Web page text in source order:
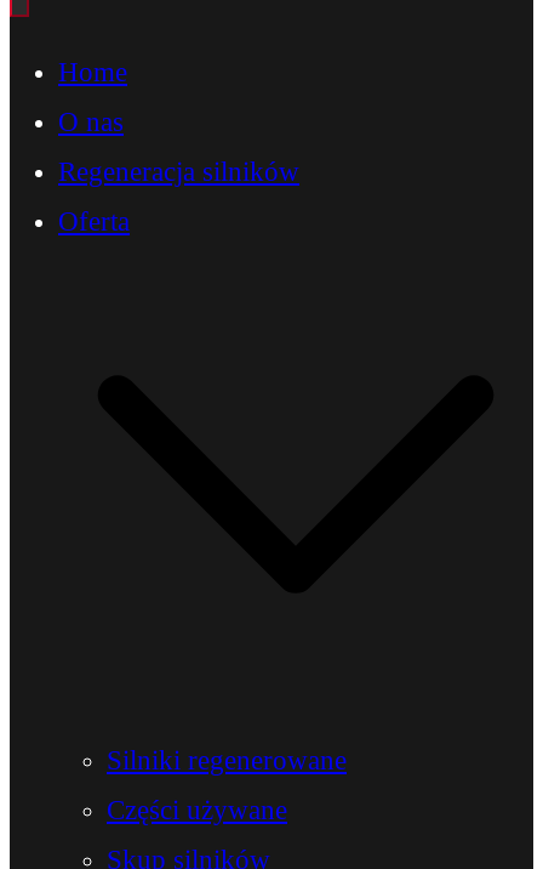
Home
O nas
Regeneracja silników
Oferta
Silniki regenerowane
Części używane
Skup silników